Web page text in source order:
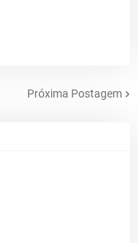
Próxima Postagem